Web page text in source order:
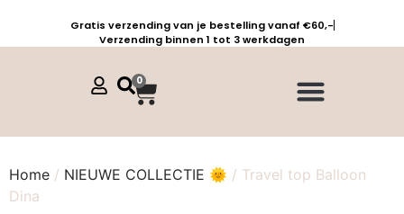
Gratis verzending van je bestelling vanaf €60,-
Verzending binnen 1 tot 3 werkdagen
0
Home / NIEUWE COLLECTIE 🌞 / Travel top Balloon
Dina